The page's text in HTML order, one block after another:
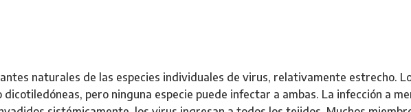
naturales de las especies individuales de virus, relativamente estrecho.
pero ninguna especie puede infectar a ambas. La infección a